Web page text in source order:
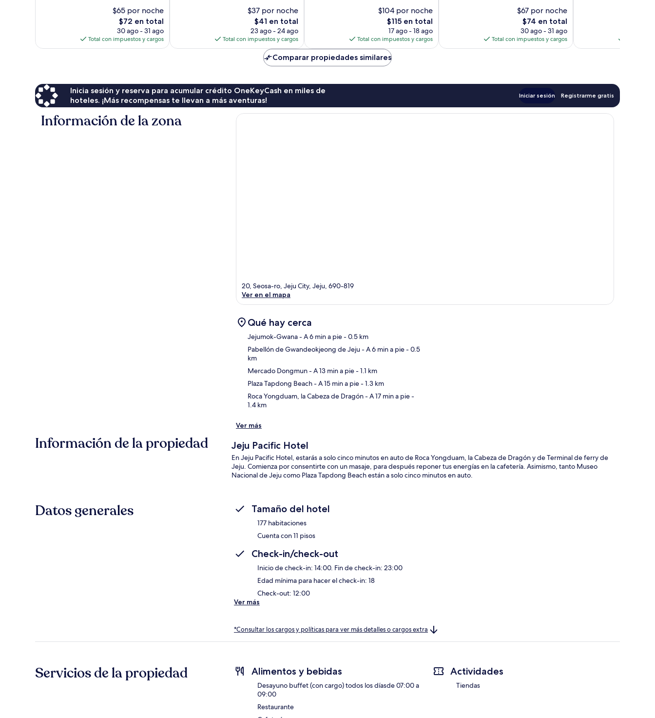
$65 por noche
El
precio
actual
es
$72 en total
30 ago - 31 ago
Total con impuestos y cargos
$37 por noche
El
precio
actual
es
$41 en total
23 ago - 24 ago
Total con impuestos y cargos
$104 por noche
El
precio
actual
es
de
$115
$115 en total
17 ago - 18 ago
Total con impuestos y cargos
$67 por noche
El
precio
actual
es
$74 en total
30 ago - 31 ago
Total con impuestos y cargos
Comparar propiedades similares
Inicia sesión y reserva para acumular crédito OneKeyCash en miles de
hoteles. ¡Más recompensas te llevan a más aventuras!
Iniciar sesión Registrarme gratis
Información de la zona
20, Seosa-ro, Jeju City, Jeju, 690-819
Ver en el mapa
Qué hay cerca
Jejumok-Gwana- A 6 min a pie- 0.5 km
Pabellón de Gwandeokjeong de Jeju- A 6 min a pie- 0.5
km
Mercado Dongmun- A 13 min a pie- 1.1 km
Plaza Tapdong Beach- A 15 min a pie- 1.3 km
Roca Yongduam, la Cabeza de Dragón- A 17 min a pie-
1.4 km
Ver más
Información de la propiedad Jeju Pacific Hotel
En Jeju Pacific Hotel, estarás a solo cinco minutos en auto de Roca Yongduam, la Cabeza de Dragón y de Terminal de ferry de
Jeju. Comienza por consentirte con un masaje, para después reponer tus energías en la cafetería. Asimismo, tanto Museo
Nacional de Jeju como Plaza Tapdong Beach están a solo cinco minutos en auto.
Datos generales Tamaño del hotel
177 habitaciones
Cuenta con 11 pisos
Check-in/check-out
Inicio de check-in: 14:00. Fin de check-in: 23:00
Edad mínima para hacer el check-in: 18
Check-out: 12:00
Ver más
*Consultar los cargos y políticas para ver más detalles o cargos extra
Servicios de la propiedad Alimentos y bebidas
Desayuno buffet (con cargo) todos los díasde 07:00 a
09:00
Restaurante
Actividades
Tiendas